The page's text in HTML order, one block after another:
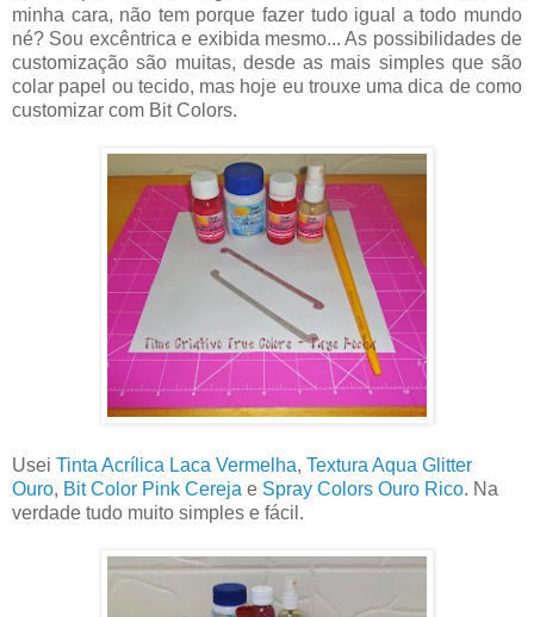
minha cara, não tem porque fazer tudo igual a todo mundo
né? Sou excêntrica e exibida mesmo... As possibilidades de
customização são muitas, desde as mais simples que são
colar papel ou tecido, mas hoje eu trouxe uma dica de como
customizar com Bit Colors.
Usei Tinta Acrílica Laca Vermelha, Textura Aqua Glitter
Ouro, Bit Color Pink Cereja e Spray Colors Ouro Rico. Na
verdade tudo muito simples e fácil.